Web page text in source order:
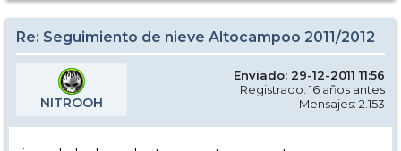
Re: Seguimiento de nieve Altocampoo 2011/2012
NITROOH
Enviado: 29-12-2011 11:56
Registrado: 16 años antes
Mensajes: 2.153